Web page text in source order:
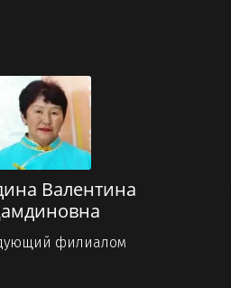
Валентина
филиалом